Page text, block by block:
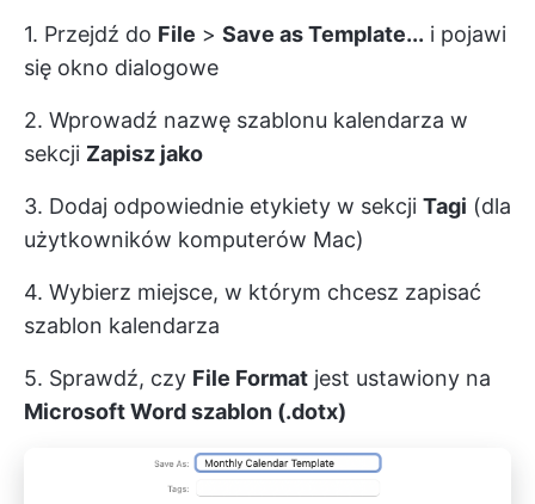
1. Przejdź do File > Save as Template... i pojawi
się okno dialogowe
2. Wprowadź nazwę szablonu kalendarza w
sekcji Zapisz jako
3. Dodaj odpowiednie etykiety w sekcji Tagi (dla
użytkowników komputerów Mac)
4. Wybierz miejsce, w którym chcesz zapisać
szablon kalendarza
5. Sprawdź, czy File Format jest ustawiony na
Microsoft Word szablon (.dotx)